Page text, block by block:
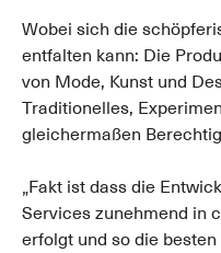
Wobei sich die
entfalten kann: Die
von Mode, Kunst und
Traditionelles,
gleichermaßen
„Fakt ist dass die
Services zunehmend in
erfolgt und so die